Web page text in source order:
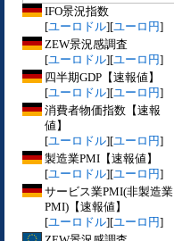
IFO景況指数
[ユーロドル][ユーロ円]
ZEW景況感調査
[ユーロドル][ユーロ円]
四半期GDP【速報値】
[ユーロドル][ユーロ円]
消費者物価指数【速報
値】
[ユーロドル][ユーロ円]
製造業PMI【速報値】
[ユーロドル][ユーロ円]
サービス業PMI(非製造業
PMI)【速報値】
[ユーロドル][ユーロ円]